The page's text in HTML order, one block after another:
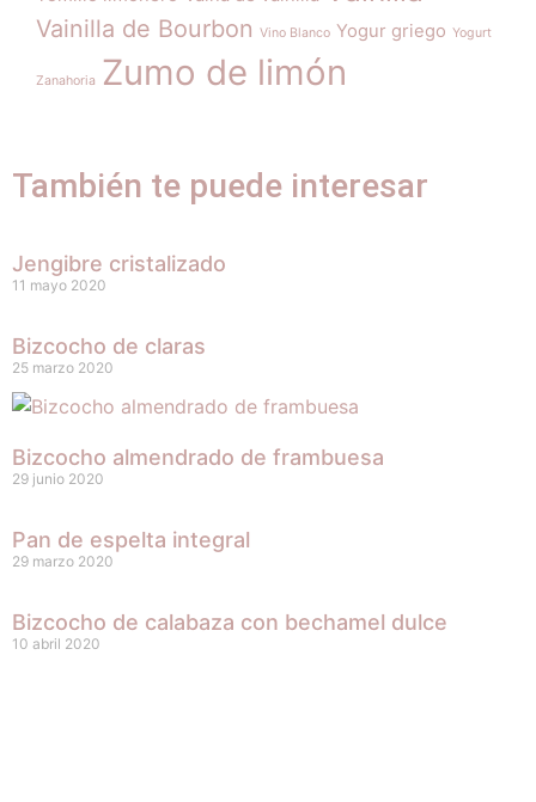
Vainilla de Bourbon Vino Blanco Yogur griego Yogurt
Zanahoria Zumo de limón
También te puede interesar
Jengibre cristalizado
11 mayo 2020
Bizcocho de claras
25 marzo 2020
Bizcocho almendrado de frambuesa
29 junio 2020
Pan de espelta integral
29 marzo 2020
Bizcocho de calabaza con bechamel dulce
10 abril 2020